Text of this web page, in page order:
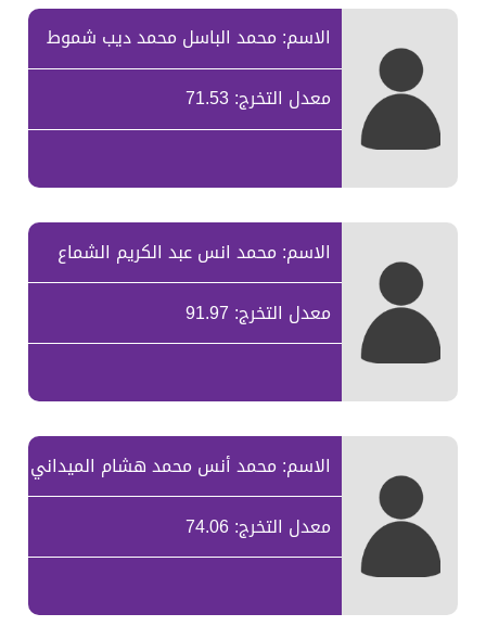
الاسم: محمد الباسل محمد ديب شموط
معدل التخرج: 71.53
الاسم: محمد انس عبد الكريم الشماع
معدل التخرج: 91.97
الاسم: محمد أنس محمد هشام الميداني
معدل التخرج: 74.06